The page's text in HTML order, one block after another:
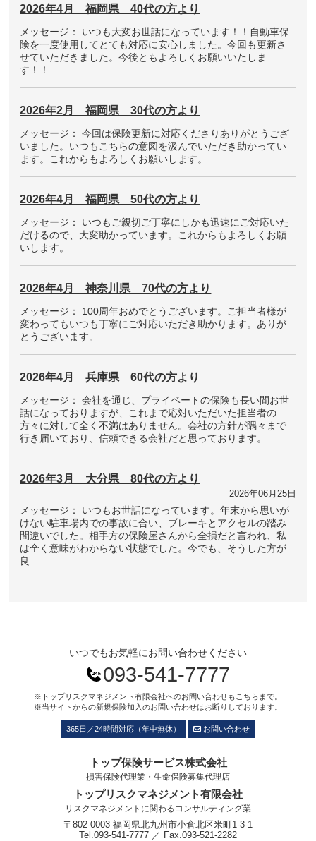
2026年4月 福岡県 40代の方より
メッセージ： いつも大変お世話になっています！！自動車保
険を一度使用してとても対応に安心しました。今回も更新さ
せていただきました。今後ともよろしくお願いいたしま
す！！
2026年2月 福岡県 30代の方より
メッセージ： 今回は保険更新に対応くださりありがとうござ
いました。いつもこちらの意図を汲んでいただき助かってい
ます。これからもよろしくお願いします。
2026年4月 福岡県 50代の方より
メッセージ： いつもご親切ご丁寧にしかも迅速にご対応いた
だけるので、大変助かっています。これからもよろしくお願
いします。
2026年4月 神奈川県 70代の方より
メッセージ： 100周年おめでとうございます。ご担当者様が
変わってもいつも丁寧にご対応いただき助かります。ありが
とうございます。
2026年4月 兵庫県 60代の方より
メッセージ： 会社を通じ、プライベートの保険も長い間お世
話になっておりますが、これまで応対いただいた担当者の
方々に対して全く不満はありません。会社の方針が隅々まで
行き届いており、信頼できる会社だと思っております。
2026年3月 大分県 80代の方より
2026年06月25日
メッセージ： いつもお世話になっています。年末から思いが
けない駐車場内での事故に合い、ブレーキとアクセルの踏み
間違いでした。相手方の保険屋さんから全損だと言われ、私
は全く意味がわからない状態でした。今でも、そうした方が
良…
いつでもお気軽にお問い合わせください
093-541-7777
※トップリスクマネジメント有限会社へのお問い合わせもこちらまで。
※当サイトからの新規保険加入のお問い合わせはお断りしております。
365日／24時間対応（年中無休） お問い合わせ
トップ保険サービス株式会社
損害保険代理業・生命保険募集代理店
トップリスクマネジメント有限会社
リスクマネジメントに関わるコンサルティング業
〒802-0003 福岡県北九州市小倉北区米町1-3-1
Tel.093-541-7777 ／ Fax.093-521-2282